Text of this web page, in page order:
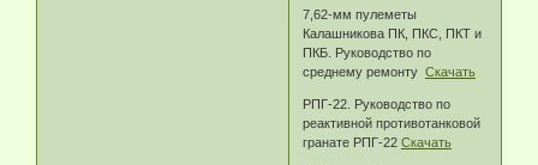
7,62-мм пулеметы
Калашникова ПК, ПКС, ПКТ и
ПКБ. Руководство по
среднему ремонтуСкачать
РПГ-22. Руководство по
реактивной противотанковой
гранате РПГ-22Скачать